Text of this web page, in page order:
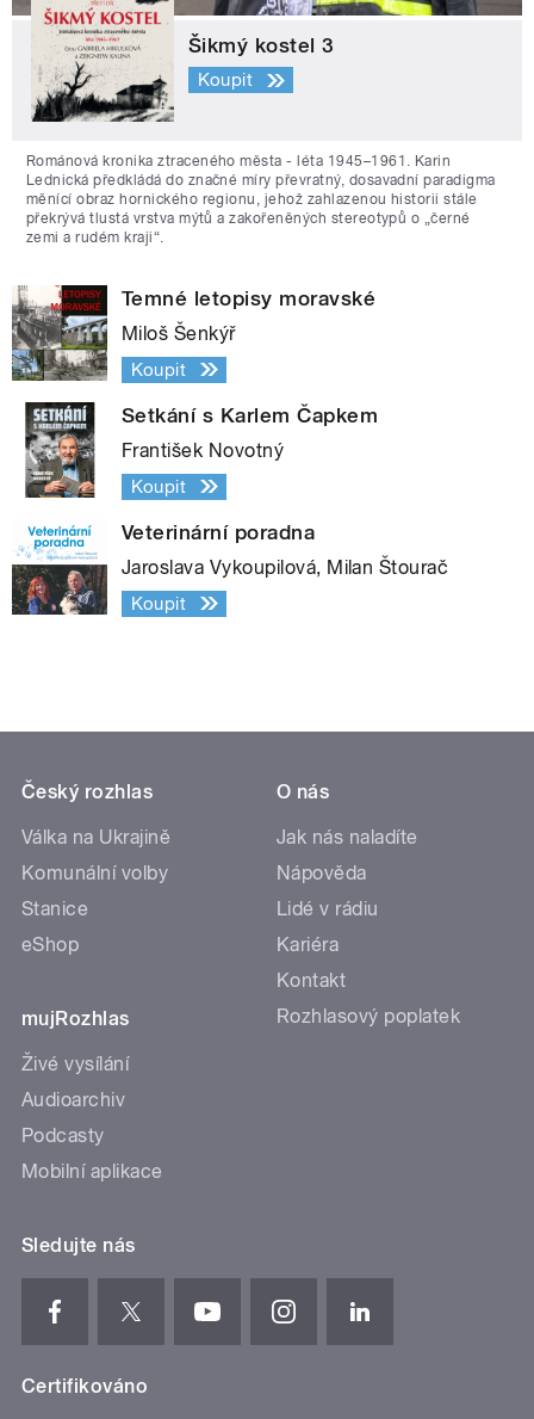
Šikmý kostel 3
Koupit
Románová kronika ztraceného města - léta 1945–1961. Karin
Lednická předkládá do značné míry převratný, dosavadní paradigma
měnící obraz hornického regionu, jehož zahlazenou historii stále
překrývá tlustá vrstva mýtů a zakořeněných stereotypů o „černé
zemi a rudém kraji“.
Temné letopisy moravské
Miloš Šenkýř
Koupit
Setkání s Karlem Čapkem
František Novotný
Koupit
Veterinární poradna
Jaroslava Vykoupilová, Milan Štourač
Koupit
Český rozhlas
Válka na Ukrajině
Komunální volby
Stanice
eShop
mujRozhlas
Živé vysílání
Audioarchiv
Podcasty
Mobilní aplikace
O nás
Jak nás naladíte
Nápověda
Lidé v rádiu
Kariéra
Kontakt
Rozhlasový poplatek
Sledujte nás
Certifikováno